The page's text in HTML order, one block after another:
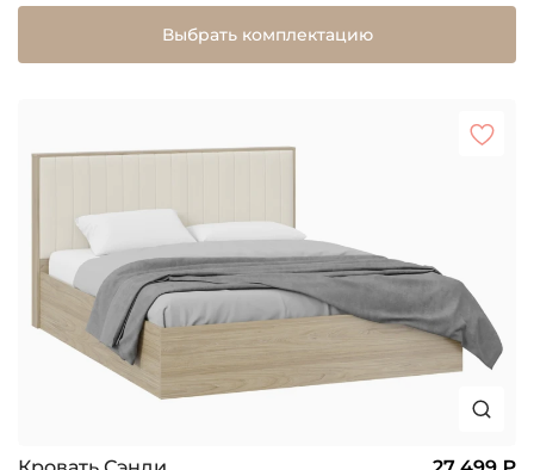
Выбрать комплектацию